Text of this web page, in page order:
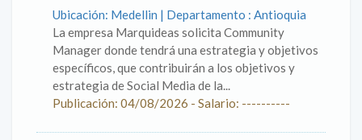
Ubicación: Medellin | Departamento : Antioquia
La empresa Marquideas solicita Community
Manager donde tendrá una estrategia y objetivos
específicos, que contribuirán a los objetivos y
estrategia de Social Media de la...
Publicación: 04/08/2026 - Salario: ----------